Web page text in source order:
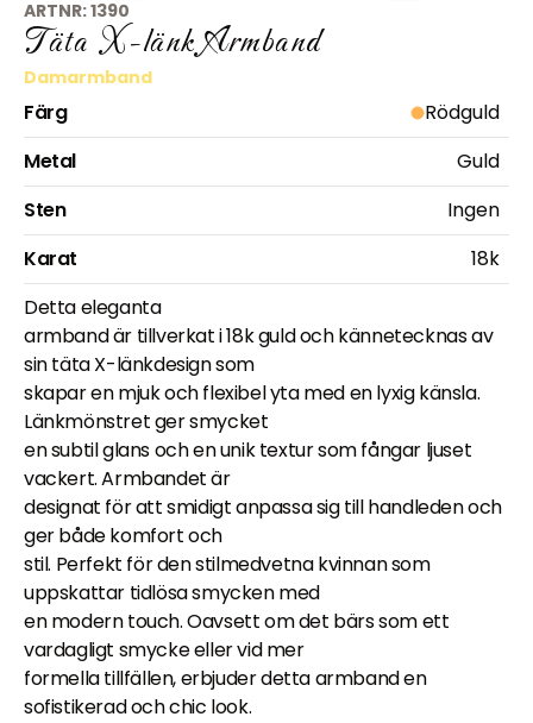
ARTNR:1390
Täta X-länk Armband
Damarmband
Färg
Rödguld
Metal
Guld
Sten
Ingen
Karat
18k
Detta eleganta
armband är tillverkat i 18k guld och kännetecknas av
sin täta X-länkdesign som
skapar en mjuk och flexibel yta med en lyxig känsla.
Länkmönstret ger smycket
en subtil glans och en unik textur som fångar ljuset
vackert. Armbandet är
designat för att smidigt anpassa sig till handleden och
ger både komfort och
stil. Perfekt för den stilmedvetna kvinnan som
uppskattar tidlösa smycken med
en modern touch. Oavsett om det bärs som ett
vardagligt smycke eller vid mer
formella tillfällen, erbjuder detta armband en
sofistikerad och chic look.